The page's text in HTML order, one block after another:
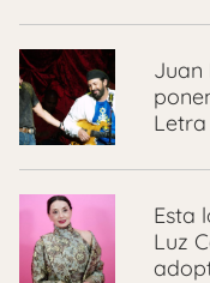
Juan
Esta
Luz